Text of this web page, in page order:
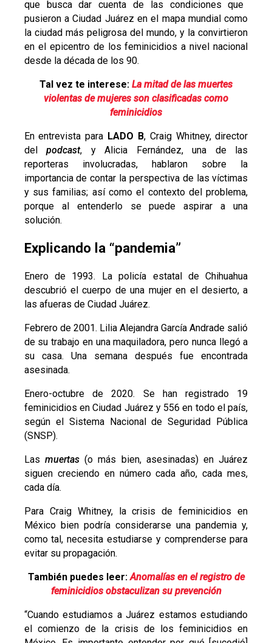
que busca dar cuenta de las condiciones que
pusieron a Ciudad Juárez en el mapa mundial como
la ciudad más peligrosa del mundo, y la convirtieron
en el epicentro de los feminicidios a nivel nacional
desde la década de los 90.
Tal vez te interese: La mitad de las muertes
violentas de mujeres son clasificadas como
feminicidios
En entrevista para LADO B, Craig Whitney, director
delpodcast, y Alicia Fernández, una de las
reporteras involucradas, hablaron sobre la
importancia de contar la perspectiva de las víctimas
y sus familias; así como el contexto del problema,
porque al entenderlo se puede aspirar a una
solución.
Explicando la “pandemia”
Enero de 1993. La policía estatal de Chihuahua
descubrió el cuerpo de una mujer en el desierto, a
las afueras de Ciudad Juárez.
Febrero de 2001. Lilia Alejandra García Andrade salió
de su trabajo en una maquiladora, pero nunca llegó a
su casa. Una semana después fue encontrada
asesinada.
Enero-octubre de 2020. Se han registrado 19
feminicidios en Ciudad Juárez y 556 en todo el país,
según el Sistema Nacional de Seguridad Pública
(SNSP).
Las muertas(o más bien, asesinadas) en Juárez
siguen creciendo en número cada año, cada mes,
cada día.
Para Craig Whitney, la crisis de feminicidios en
México bien podría considerarse una pandemia y,
como tal, necesita estudiarse y comprenderse para
evitar su propagación.
También puedes leer:Anomalías en el registro de
feminicidios obstaculizan su prevención
“Cuando estudiamos a Juárez estamos estudiando
el comienzo de la crisis de los feminicidios en